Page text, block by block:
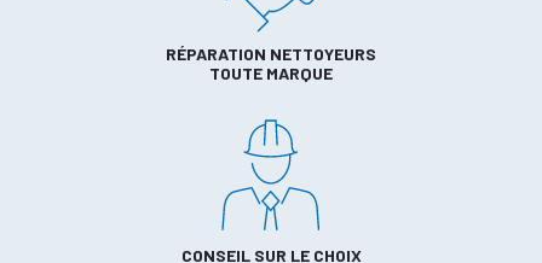
RÉPARATION NETTOYEURS
TOUTE MARQUE
CONSEIL SUR LE CHOIX